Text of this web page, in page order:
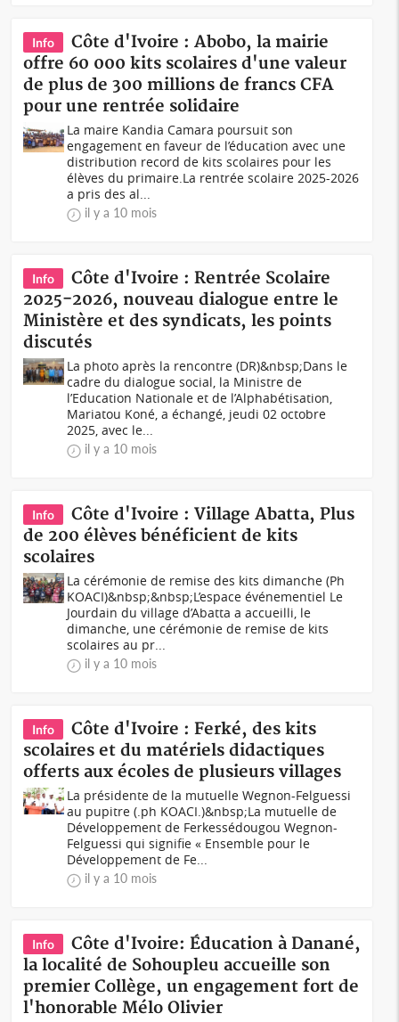
Info
Côte d'Ivoire : Abobo, la mairie
offre 60 000 kits scolaires d'une valeur
de plus de 300 millions de francs CFA
pour une rentrée solidaire
La maire Kandia Camara poursuit son
engagement en faveur de l’éducation avec une
distribution record de kits scolaires pour les
élèves du primaire.La rentrée scolaire 2025-2026
a pris des al...
il y a 10 mois
Info
Côte d'Ivoire : Rentrée Scolaire
2025-2026, nouveau dialogue entre le
Ministère et des syndicats, les points
discutés
La photo après la rencontre (DR)&nbsp;Dans le
cadre du dialogue social, la Ministre de
l’Education Nationale et de l’Alphabétisation,
Mariatou Koné, a échangé, jeudi 02 octobre
2025, avec le...
il y a 10 mois
Info
Côte d'Ivoire : Village Abatta, Plus
de 200 élèves bénéficient de kits
scolaires
La cérémonie de remise des kits dimanche (Ph
KOACI)&nbsp;&nbsp;L’espace événementiel Le
Jourdain du village d’Abatta a accueilli, le
dimanche, une cérémonie de remise de kits
scolaires au pr...
il y a 10 mois
Info
Côte d'Ivoire : Ferké, des kits
scolaires et du matériels didactiques
offerts aux écoles de plusieurs villages
La présidente de la mutuelle Wegnon-Felguessi
au pupitre (.ph KOACI.)&nbsp;La mutuelle de
Développement de Ferkessédougou Wegnon-
Felguessi qui signifie « Ensemble pour le
Développement de Fe...
il y a 10 mois
Info
Côte d'Ivoire: Éducation à Danané,
la localité de Sohoupleu accueille son
premier Collège, un engagement fort de
l'honorable Mélo Olivier